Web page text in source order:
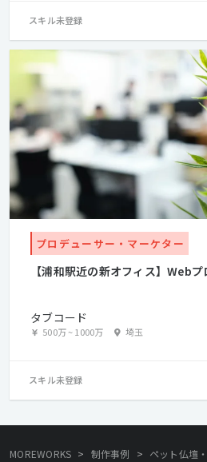
スキル未登録
プロデューサー・マーケター
【浦和駅近の新オフィス】Web
タブコード
500万~1000万 埼玉
スキル未登録
MOREWORKS > 制作事例 > ペット仏壇